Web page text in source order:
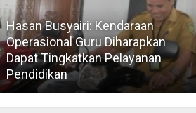
Hasan Busyairi: Kendaraan
Operasional Guru Diharapkan
Dapat Tingkatkan Pelayanan
Pendidikan